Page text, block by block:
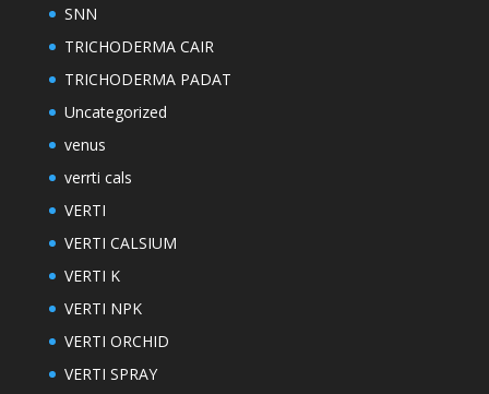
SNN
TRICHODERMA CAIR
TRICHODERMA PADAT
Uncategorized
venus
verrti cals
VERTI
VERTI CALSIUM
VERTI K
VERTI NPK
VERTI ORCHID
VERTI SPRAY